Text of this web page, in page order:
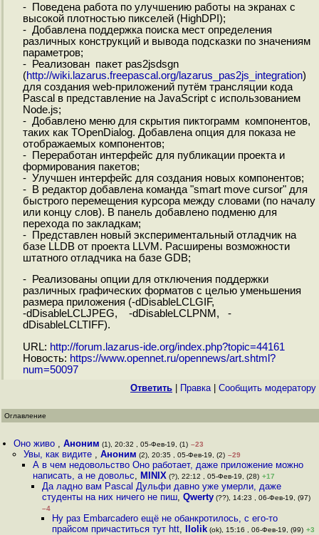
- Поведена работа по улучшению работы на экранах с
высокой плотностью пикселей (HighDPI);
- Добавлена поддержка поиска мест определения
различных конструкций и вывода подсказки по значениям
параметров;
- Реализован пакет pas2jsdsgn
(http://wiki.lazarus.freepascal.org/lazarus_pas2js_integration)
для создания web-приложений путём трансляции кода
Pascal в представление на JavaScript с использованием
Node.js;
- Добавлено меню для скрытия пиктограмм компонентов,
таких как TOpenDialog. Добавлена опция для показа не
отображаемых компонентов;
- Переработан интерфейс для публикации проекта и
формирования пакетов;
- Улучшен интерфейс для создания новых компонентов;
- В редактор добавлена команда "smart move cursor" для
быстрого перемещения курсора между словами (по началу
или концу слов). В панель добавлено подменю для
перехода по закладкам;
- Представлен новый экспериментальный отладчик на
базе LLDB от проекта LLVM. Расширены возможности
штатного отладчика на базе GDB;
- Реализованы опции для отключения поддержки
различных графических форматов с целью уменьшения
размера приложения (-dDisableLCLGIF,
-dDisableLCLJPEG, -dDisableLCLPNM, -
dDisableLCLTIFF).
URL: http://forum.lazarus-ide.org/index.php?topic=44161
Новость: https://www.opennet.ru/opennews/art.shtml?
num=50097
Ответить Правка| Cообщить модератору
Оглавление
Оно живо ,Аноним (1), 20:32 , 05-Фев-19, (1) –23
Увы, как видите , Аноним (2), 20:35 , 05-Фев-19, (2) –29
А в чем недовольство Оно работает, даже приложение можно
написать, а не довольс, MINIX (?), 22:12 , 05-Фев-19, (28) +17
Да ладно вам Pascal Дульфи давно уже умерли, даже
студенты на них ничего не пиш,Qwerty (??), 14:23 , 06-Фев-19, (97)
–4
Ну раз Embarcadero ещё не обанкротилось, с его-то
прайсом причаститься тут htt, llolik(ok), 15:16 , 06-Фев-19, (99) +3